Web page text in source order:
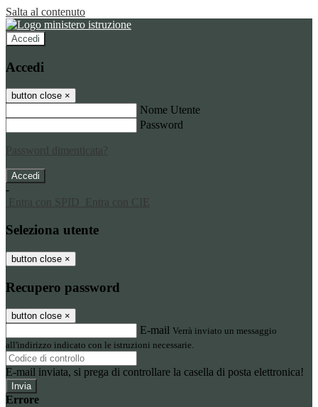
Salta al contenuto
Accedi
Accedi
button close ×
Nome Utente
Password
Password dimenticata?
-
Entra con SPID
Entra con CIE
Seleziona utente
button close ×
Recupero password
button close ×
E-mail Verrà inviato un messaggio
all'indirizzo indicato con le istruzioni necessarie.
E-mail inviata, si prega di controllare la casella di posta elettronica!
Errore